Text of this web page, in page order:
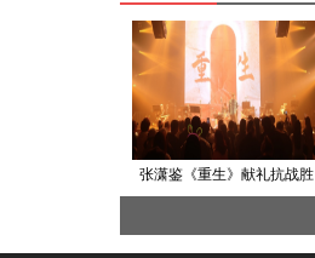
张潇鉴《重生》献礼抗战胜